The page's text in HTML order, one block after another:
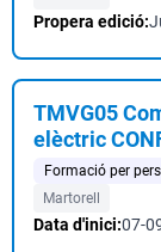
Propera edició:
TMVG05
elèctric
Formació per
Martorell
Data d'inici:07-